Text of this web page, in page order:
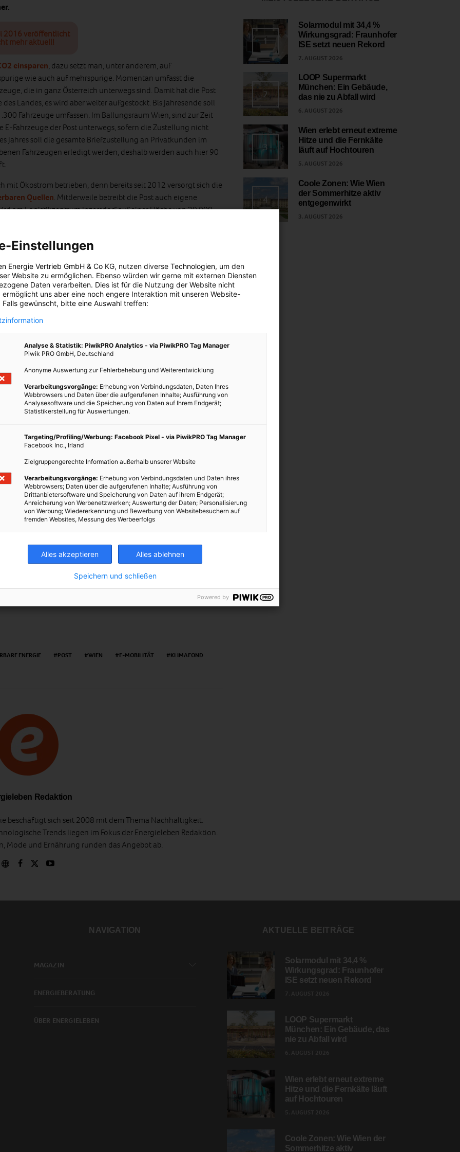
2016 veröffentlicht
mehr aktuell!
einsparen, dazu setzt man, unter anderem, auf
wie auch auf mehrspurige. Momentan umfasst die
die in ganz Österreich unterwegs sind. Damit hat die Post
Landes, es wird aber weiter aufgestockt. Bis Jahresende soll
Fahrzeuge umfassen. Im Ballungsraum Wien, sind zur Zeit
Fahrzeuge der Post unterwegs, sofern die Zustellung nicht
Jahres soll die gesamte Briefzustellung an Privatkunden im
Fahrzeugen erledigt werden, deshalb werden auch hier 90
mit Ökostrom betrieben, denn bereits seit 2012 versorgt sich die
Quellen. Mittlerweile betreibt die Post auch eigene
am Logistikzentrum Inzersdorf auf einer Fläche von 20.000
weitere Anlage wurde 2014 in Oberösterreich am Dach des
genommen. Diese Anlagen, die gemeinsam eine Leistung
können, liefern den Strom für alle E-Fahrzeuge der
Post in sauberen Strom und grüne Mobilität wurden vom
und durch denKlima- und Energiefondsder
Prozent der Mehrinvestitionskosten für E-Fahrzeuge und 40
wurden durch Förderungen gedeckt, da
die Treibhausgasemissionen zu reduzieren und dem
die Post selbst ist mit den getätigten Investitionen zufrieden,
lobt die Maßnahmen und lädt „andere Unternehmen
rund um den Einsatz von Solarenergie, Windkraft
zur Förderung der Sicherheit im Straßenverkehr. Mit folgenden
mehr Artikel in diesem Themenbereich für Einsteiger bis zu
werden
mit Spitzen-Reichweite
durch die Alpen
TWEET
ENERGIE POST WIEN E-MOBILITÄT KLIMAFOND
Redaktion
beschäftigt sich seit 2008 mit dem Thema Nachhaltigkeit.
Trends liegen im Fokus der Energieleben Redaktion.
Mode und Ernährung runden das Angebot ab.
1
Solarmodul mit 34,4 %
Wirkungsgrad: Fraunhofer
ISE setzt neuen Rekord
7. AUGUST 2026
2
LOOP Supermarkt
München: Ein Gebäude,
das nie zu Abfall wird
6. AUGUST 2026
3
Wien erlebt erneut extreme
Hitze und die Fernkälte
läuft auf Hochtouren
5. AUGUST 2026
4
Coole Zonen: Wie Wien
der Sommerhitze aktiv
entgegenwirkt
3. AUGUST 2026
NAVIGATION
MAGAZIN
ENERGIEBERATUNG
ÜBER ENERGIELEBEN
AKTUELLE BEITRÄGE
Solarmodul mit 34,4 %
Wirkungsgrad: Fraunhofer
ISE setzt neuen Rekord
LOOP Supermarkt
München: Ein Gebäude, das
nie zu Abfall wird
Wien erlebt erneut extreme
Hitze und die Fernkälte läuft
auf Hochtouren
Coole Zonen: Wie Wien der
Sommerhitze aktiv
Einstellungen
Energie Vertrieb GmbH & Co KG, nutzen diverse Technologien, um den
Website zu ermöglichen. Ebenso würden wir gerne mit externen Diensten
Daten verarbeiten. Dies ist für die Nutzung der Website nicht
ermöglicht uns aber eine noch engere Interaktion mit unseren Website-
Falls gewünscht, bitte eine Auswahl treffen:
Analyse & Statistik: PiwikPRO Analytics - via PiwikPRO Tag Manager
Piwik PRO GmbH, Deutschland
Anonyme Auswertung zur Fehlerbehebung und Weiterentwicklung
Verarbeitungsvorgänge: Erhebung von Verbindungsdaten, Daten Ihres
Webbrowsers und Daten über die aufgerufenen Inhalte; Ausführung von
Analysesoftware und die Speicherung von Daten auf Ihrem Endgerät;
Statistikerstellung für Auswertungen.
Targeting/Profiling/Werbung: Facebook Pixel - via PiwikPRO Tag Manager
Facebook Inc., Irland
Zielgruppengerechte Information außerhalb unserer Website
Verarbeitungsvorgänge: Erhebung von Verbindungsdaten und Daten ihres
Webbrowsers; Daten über die aufgerufenen Inhalte; Ausführung von
Drittanbietersoftware und Speicherung von Daten auf ihrem Endgerät;
Anreicherung von Werbenetzwerken; Auswertung der Daten; Personalisierung
von Werbung; Wiedererkennung und Bewerbung von Websitebesuchern auf
fremden Websites, Messung des Werbeerfolgs
Alles akzeptieren Alles ablehnen
Speichern und schließen
Powered by